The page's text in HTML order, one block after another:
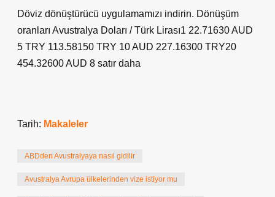
Döviz dönüştürücü uygulamamızı indirin. Dönüşüm
oranları Avustralya Doları / Türk Lirası1 22.71630 AUD
5 TRY 113.58150 TRY 10 AUD 227.16300 TRY20
454.32600 AUD 8 satır daha
Tarih: Makaleler
ABDden Avustralyaya nasıl gidilir
Avustralya Avrupa ülkelerinden vize istiyor mu